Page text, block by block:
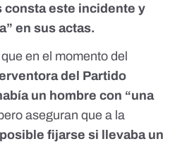
consta este incidente y
en sus actas.
en el momento del
del Partido
un hombre con “una
aseguran que a la
fijarse si llevaba un